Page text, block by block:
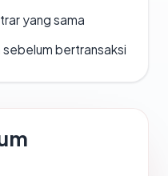
yang sama
bertransaksi